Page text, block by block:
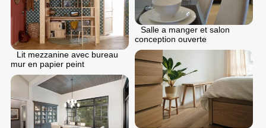
Salle a manger et salon
conception ouverte
Lit mezzanine avec bureau
mur en papier peint